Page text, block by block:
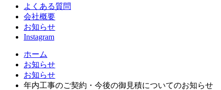
よくある質問
会社概要
お知らせ
Instagram
ホーム
お知らせ
お知らせ
年内工事のご契約・今後の御見積についてのお知らせ